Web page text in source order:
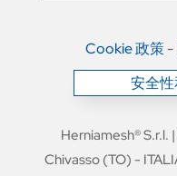
Cookie 政策-
安全
Herniamesh® S.r.l.
Chivasso (TO) -